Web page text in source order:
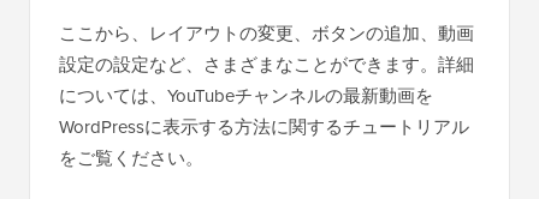
ここから、レイアウトの変更、ボタンの追加、動画
設定の設定など、さまざまなことができます。詳細
については、YouTubeチャンネルの最新動画を
WordPressに表示する方法に関するチュートリアル
をご覧ください。